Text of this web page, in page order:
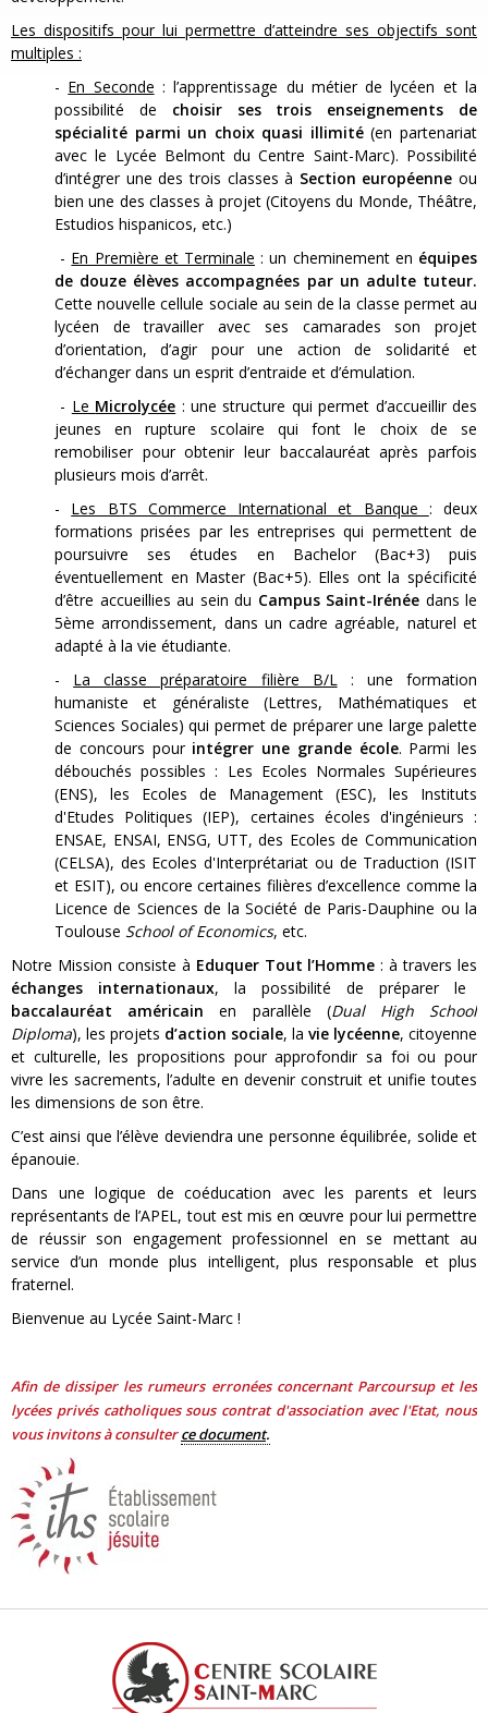
Les dispositifs pour lui permettre d’atteindre ses objectifs sont
multiples :
- En Seconde : l’apprentissage du métier de lycéen et la
possibilité de choisir ses trois enseignements de
spécialité parmi un choix quasi illimité(en partenariat
avec le Lycée Belmont du Centre Saint-Marc). Possibilité
d’intégrer une des trois classes à Section européenne ou
bien une des classes à projet (Citoyens du Monde, Théâtre,
Estudios hispanicos, etc.)
- En Première et Terminale : un cheminement en équipes
de douze élèves accompagnées par un adulte tuteur.
Cette nouvelle cellule sociale au sein de la classe permet au
lycéen de travailler avec ses camarades son projet
d’orientation, d’agir pour une action de solidarité et
d’échanger dans un esprit d’entraide et d’émulation.
- Le Microlycée : une structure qui permet d’accueillir des
jeunes en rupture scolaire qui font le choix de se
remobiliser pour obtenir leur baccalauréat après parfois
plusieurs mois d’arrêt.
- Les BTS Commerce International et Banque : deux
formations prisées par les entreprises qui permettent de
poursuivre ses études en Bachelor (Bac+3) puis
éventuellement en Master (Bac+5). Elles ont la spécificité
d’être accueillies au sein du Campus Saint-Irénée dans le
5ème arrondissement, dans un cadre agréable, naturel et
adapté à la vie étudiante.
- La classe préparatoire filière B/L: une formation
humaniste et généraliste (Lettres, Mathématiques et
Sciences Sociales) qui permet de préparer une large palette
de concours pour intégrer une grande école. Parmi les
débouchés possibles : Les Ecoles Normales Supérieures
(ENS), les Ecoles de Management (ESC), les Instituts
d'Etudes Politiques (IEP), certaines écoles d'ingénieurs :
ENSAE, ENSAI, ENSG, UTT, des Ecoles de Communication
(CELSA), des Ecoles d'Interprétariat ou de Traduction (ISIT
et ESIT), ou encore certaines filières d’excellence comme la
Licence de Sciences de la Société de Paris-Dauphine ou la
Toulouse School of Economics, etc.
Notre Mission consiste à Eduquer Tout l’Homme : à travers les
échanges internationaux, la possibilité de préparer le
baccalauréat américain en parallèle (Dual High School
Diploma), les projets d’action sociale, la vie lycéenne, citoyenne
et culturelle, les propositions pour approfondir sa foi ou pour
vivre les sacrements, l’adulte en devenir construit et unifie toutes
les dimensions de son être.
C’est ainsi que l’élève deviendra une personne équilibrée, solide et
épanouie.
Dans une logique de coéducation avec les parents et leurs
représentants de l’APEL, tout est mis en œuvre pour lui permettre
de réussir son engagement professionnel en se mettant au
service d’un monde plus intelligent, plus responsable et plus
fraternel.
Bienvenue au Lycée Saint-Marc !
Afin de dissiper les rumeurs erronées concernant Parcoursup et les
lycées privés catholiques sous contrat d'association avec l'Etat, nous
vous invitons à consulterce document.